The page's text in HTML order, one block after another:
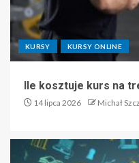
KURSY KURSY ONLINE
Ile kosztuje kurs na
14 lipca 2026 Michał